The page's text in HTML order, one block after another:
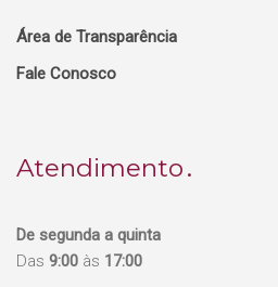
Área de Transparência
Fale Conosco
Atendimento
De segunda a quinta
Das 9:00 às 17:00